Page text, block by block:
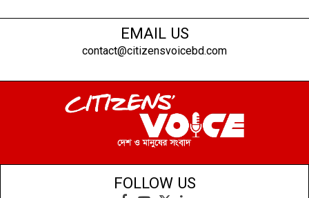
EMAIL US
contact@citizensvoicebd.com
FOLLOW US